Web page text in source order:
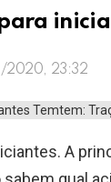
2020, 23:32
A